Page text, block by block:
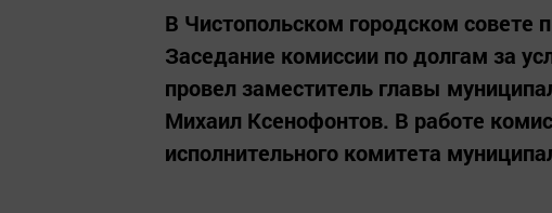
В Чистопольском городском совете
Заседание комиссии по долгам за
провел заместитель главы
Михаил Ксенофонтов. В работе
исполнительного комитета